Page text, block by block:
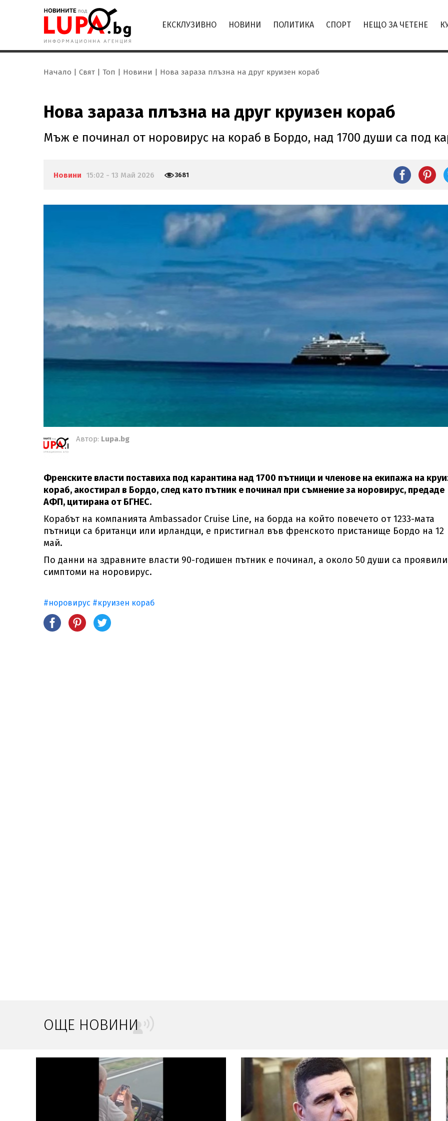
ЕКСКЛУЗИВНО НОВИНИ ПОЛИТИКА СПОРТ НЕЩО ЗА ЧЕТЕНЕ
Начало Свят Топ Новини Нова зараза плъзна на друг круизен кораб
Нова зараза плъзна на друг круизен кораб
Мъж е починал от норовирус на кораб в Бордо, над 1700 души са под
Новини 15:02 - 13 Май 2026 3681
Автор: Lupa.bg
Френските власти поставиха под карантина над 1700 пътници и членове на екипажа на
кораб, акостирал в Бордо, след като пътник е починал при съмнение за норовирус, предаде
АФП, цитирана от БГНЕС.
Корабът на компанията Ambassador Cruise Line, на борда на който повечето от 1233-мата
пътници са британци или ирландци, е пристигнал във френското пристанище Бордо на 12
май.
По данни на здравните власти 90-годишен пътник е починал, а около 50 души са проявили
симптоми на норовирус.
#норовирус #круизен кораб
ОЩЕ НОВИНИ